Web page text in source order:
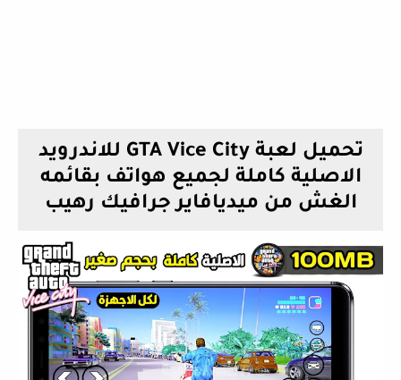
تحميل لعبة GTA Vice City للاندرويد
الاصلية كاملة لجميع هواتف بقائمه
الغش من ميديافاير جرافيك رهيب